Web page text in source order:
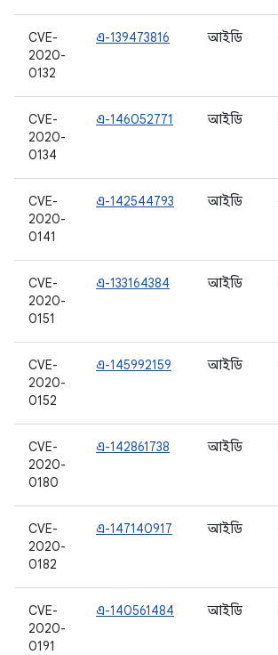
CVE-
2020-
0132
এ-139473816 আইডি
CVE-
2020-
0134
এ-146052771 আইডি
CVE-
2020-
0141
এ-142544793 আইডি
CVE-
2020-
0151
এ-133164384 আইডি
CVE-
2020-
0152
এ-145992159 আইডি
CVE-
2020-
0180
এ-142861738 আইডি
CVE-
2020-
0182
এ-147140917 আইডি
CVE-
2020-
0191
এ-140561484 আইডি